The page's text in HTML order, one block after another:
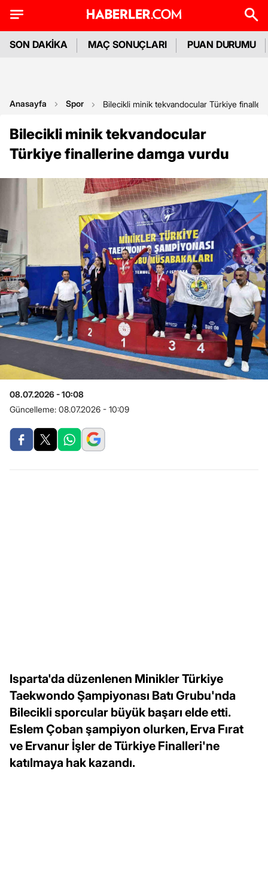
SON DAKİKA MAÇ SONUÇLARI PUAN DURUMU
Anasayfa Spor Bilecikli minik tekvandocular Türkiye
Bilecikli minik tekvandocular
Türkiye finallerine damga vurdu
08.07.2026 - 10:08
Güncelleme: 08.07.2026 - 10:09
Isparta'da düzenlenen Minikler Türkiye
Taekwondo Şampiyonası Batı Grubu'nda
Bilecikli sporcular büyük başarı elde etti.
Eslem Çoban şampiyon olurken, Erva Fırat
ve Ervanur İşler de Türkiye Finalleri'ne
katılmaya hak kazandı.